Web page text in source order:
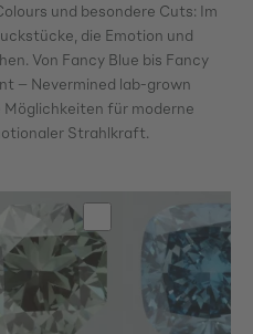
und besondere Cuts: Im
die Emotion und
Von Fancy Blue bis Fancy
– Nevermined lab-grown
für moderne
Strahlkraft.